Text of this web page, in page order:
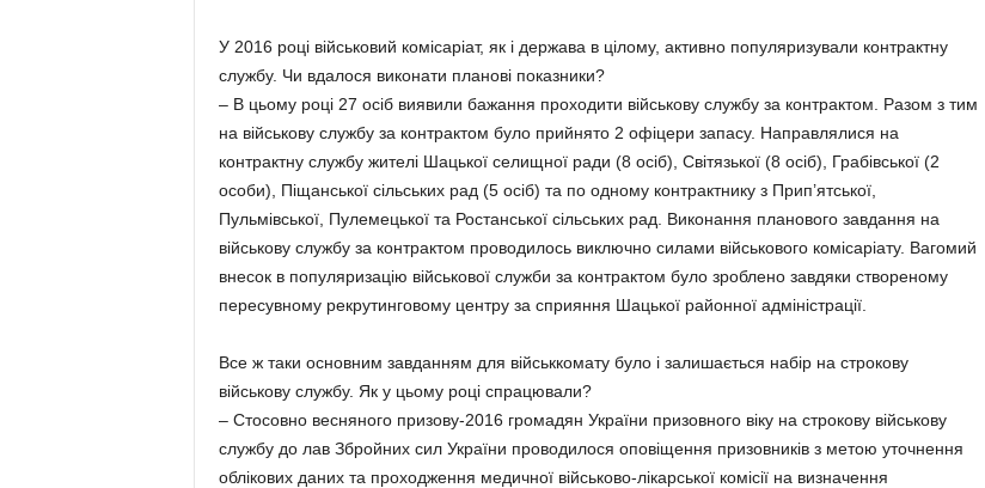
У 2016 році військовий комісаріат, як і держава в цілому, активно популяризували контрактну
службу. Чи вдалося виконати планові показники?
– В цьому році 27 осіб виявили бажання проходити військову службу за контрактом. Разом з тим
на військову службу за контрактом було прийнято 2 офіцери запасу. Направлялися на
контрактну службу жителі Шацької селищної ради (8 осіб), Світязької (8 осіб), Грабівської (2
особи), Піщанської сільських рад (5 осіб) та по одному контрактнику з Прип’ятської,
Пульмівської, Пулемецької та Ростанської сільських рад. Виконання планового завдання на
військову службу за контрактом проводилось виключно силами військового комісаріату. Вагомий
внесок в популяризацію військової служби за контрактом було зроблено завдяки створеному
пересувному рекрутинговому центру за сприяння Шацької районної адміністрації.
Все ж таки основним завданням для військкомату було і залишається набір на строкову
військову службу. Як у цьому році спрацювали?
– Стосовно весняного призову-2016 громадян України призовного віку на строкову військову
службу до лав Збройних сил України проводилося оповіщення призовників з метою уточнення
облікових даних та проходження медичної військово-лікарської комісії на визначення